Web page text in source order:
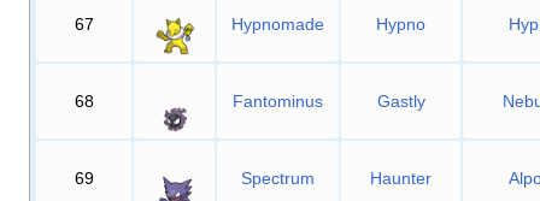
67 Hypnomade Hypno
68 Fantominus Gastly
69 Spectrum Haunter